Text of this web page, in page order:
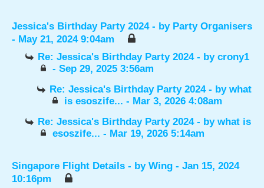
Jessica's Birthday Party 2024 - by Party Organisers
- May 21, 2024 9:04am
Re: Jessica's Birthday Party 2024 - bycrony1
- Sep 29, 2025 3:56am
Re: Jessica's Birthday Party 2024 - bywhat
is esoszife... - Mar 3, 2026 4:08am
Re: Jessica's Birthday Party 2024 - bywhat is
esoszife... - Mar 19, 2026 5:14am
Singapore Flight Details - by Wing - Jan 15, 2024
10:16pm